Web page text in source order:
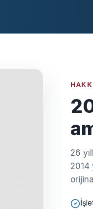
26
2014